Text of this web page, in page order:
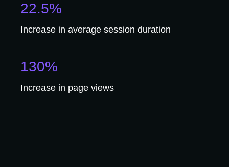
22.5%
Increase in average session duration
130%
Increase in page views